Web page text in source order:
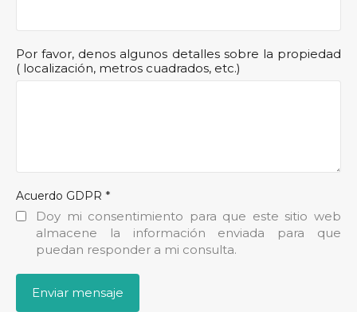
Por favor, denos algunos detalles sobre la propiedad
( localización, metros cuadrados, etc.)
Acuerdo GDPR *
Doy mi consentimiento para que este sitio web
almacene la información enviada para que
puedan responder a mi consulta.